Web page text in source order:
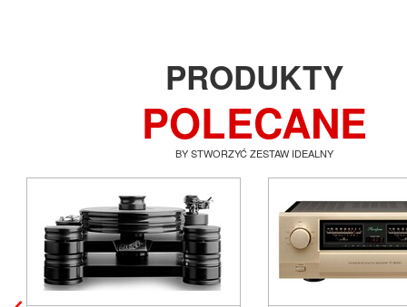
PRODUKTY
POLECANE
BY STWORZYĆ ZESTAW IDEALNY